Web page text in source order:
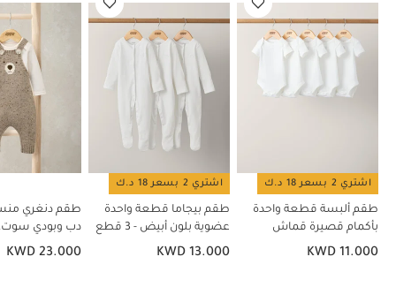
اشتري 2 بسعر 18 د.ك
طقم ألبسة قطعة واحدة
بأكمام قصيرة قماش
عضوي بلون أبيض - 5 قطع
KWD 11.000
اشتري 2 بسعر 18 د.ك
طقم بيجاما قطعة واحدة
عضوية بلون أبيض - 3 قطع
KWD 13.000
طقم دنغري
دب وبودي سوت، 2
KWD 23.000